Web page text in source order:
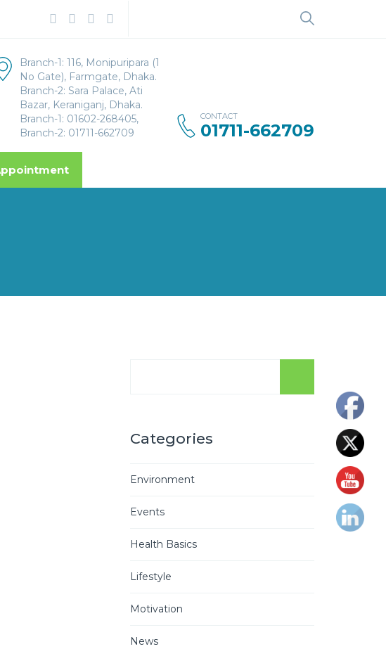
Branch-1: 116, Monipuripara (1
No Gate), Farmgate, Dhaka.
Branch-2: Sara Palace, Ati
Bazar, Keraniganj, Dhaka.
Branch-1: 01602-268405,
Branch-2: 01711-662709
CONTACT
01711-662709
Categories
Environment
Events
Health Basics
Lifestyle
Motivation
News